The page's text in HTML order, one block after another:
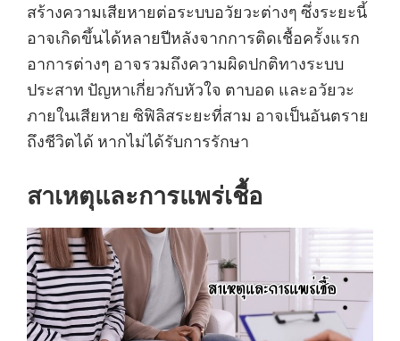
สร้างความเสียหายต่อระบบอวัยวะต่างๆ ซึ่งระยะนี้
อาจเกิดขึ้นได้หลายปีหลังจากการติดเชื้อครั้งแรก
อาการต่างๆ อาจรวมถึงความผิดปกติทางระบบ
ประสาท ปัญหาเกี่ยวกับหัวใจ ตาบอด และอวัยวะ
ภายในเสียหาย ซิฟิลิสระยะที่สาม อาจเป็นอันตราย
ถึงชีวิตได้ หากไม่ได้รับการรักษา
สาเหตุและการแพร่เชื้อ